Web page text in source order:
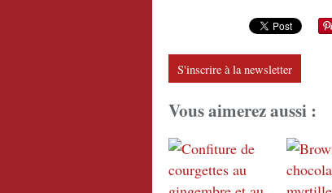
S'inscrire à la newsletter
Vous aimerez aussi :